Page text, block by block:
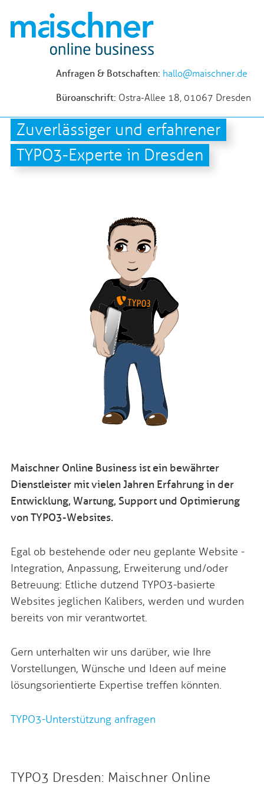
Anfragen & Botschaften: hallo@maischner.de
Büroanschrift: Ostra-Allee 18, 01067 Dresden
Zuverlässiger und erfahrener
TYPO3-Experte in Dresden
Maischner Online Business ist ein bewährter
Dienstleister mit vielen Jahren Erfahrung in der
Entwicklung, Wartung, Support und Optimierung
von TYPO3-Websites.
Egal ob bestehende oder neu geplante Website -
Integration, Anpassung, Erweiterung und/oder
Betreuung: Etliche dutzend TYPO3-basierte
Websites jeglichen Kalibers, werden und wurden
bereits von mir verantwortet.
Gern unterhalten wir uns darüber, wie Ihre
Vorstellungen, Wünsche und Ideen auf meine
lösungsorientierte Expertise treffen könnten.
TYPO3-Unterstützung anfragen
TYPO3 Dresden: Maischner Online